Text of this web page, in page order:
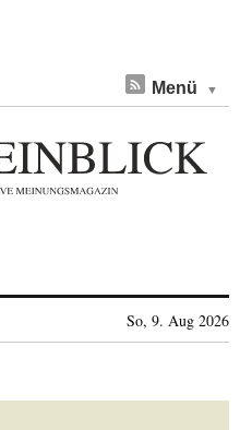
Menü
So, 9. Aug 2026